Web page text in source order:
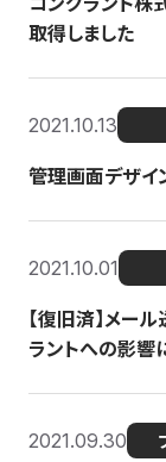
取得しました
2021.10.13
管理画面デザイ
2021.10.01
【復旧済】メー
ラントへの影響
2021.09.30